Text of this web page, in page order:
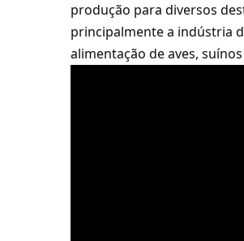
produção para diversos
principalmente a indústria
alimentação de aves,